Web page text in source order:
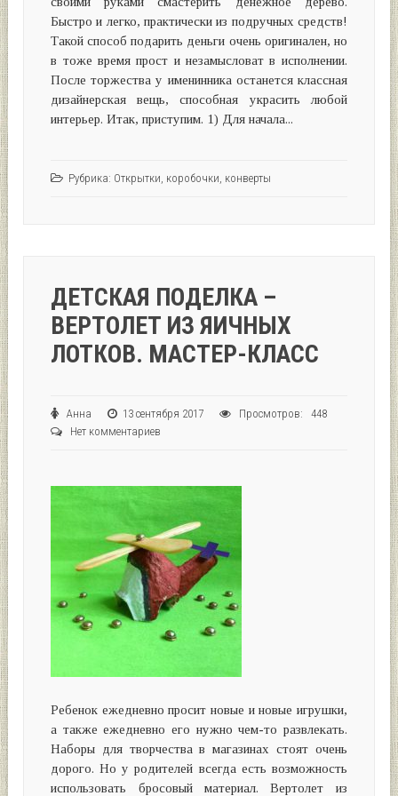
Быстро и легко, практически из подручных средств!
Такой способ подарить деньги очень оригинален, но
в тоже время прост и незамысловат в исполнении.
После торжества у именинника останется классная
дизайнерская вещь, способная украсить любой
интерьер. Итак, приступим. 1) Для начала...
Рубрика: Открытки, коробочки, конверты
ДЕТСКАЯ ПОДЕЛКА –
ВЕРТОЛЕТ ИЗ ЯИЧНЫХ
ЛОТКОВ. МАСТЕР-КЛАСС
Анна 13 сентября 2017
Просмотров: 448
Нет комментариев
Ребенок ежедневно просит новые и новые игрушки,
а также ежедневно его нужно чем-то развлекать.
Наборы для творчества в магазинах стоят очень
дорого. Но у родителей всегда есть возможность
использовать бросовый материал. Вертолет из